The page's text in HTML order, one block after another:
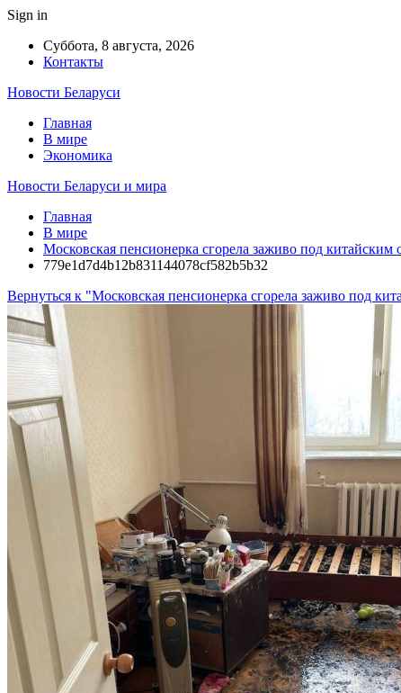
Sign in
Суббота, 8 августа, 2026
Контакты
Новости Беларуси
Главная
В мире
Экономика
Новости Беларуси и мира
Главная
В мире
Московская пенсионерка сгорела заживо под китайским
779e1d7d4b12b831144078cf582b5b32
Вернуться к "Московская пенсионерка сгорела заживо под